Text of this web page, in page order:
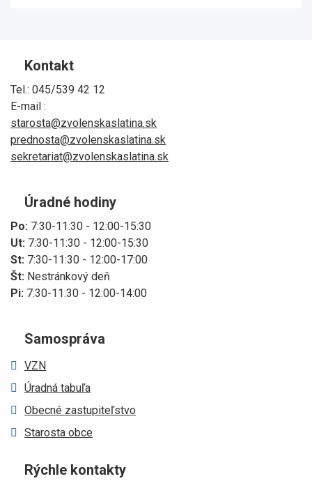
Kontakt
Tel.: 045/539 42 12
E-mail :
starosta@zvolenskaslatina.sk
prednosta@zvolenskaslatina.sk
sekretariat@zvolenskaslatina.sk
Úradné hodiny
Po: 7:30-11:30 - 12:00-15:30
Ut: 7:30-11:30 - 12:00-15:30
St: 7:30-11:30 - 12:00-17:00
Št: Nestránkový deň
Pi: 7:30-11:30 - 12:00-14:00
Samospráva
VZN
Úradná tabuľa
Obecné zastupiteľstvo
Starosta obce
Rýchle kontakty